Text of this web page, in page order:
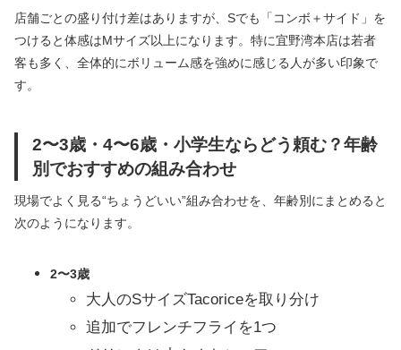
店舗ごとの盛り付け差はありますが、Sでも「コンボ＋サイド」を
つけると体感はMサイズ以上になります。特に宜野湾本店は若者
客も多く、全体的にボリューム感を強めに感じる人が多い印象で
す。
2〜3歳・4〜6歳・小学生ならどう頼む？年齢
別でおすすめの組み合わせ
現場でよく見る“ちょうどいい”組み合わせを、年齢別にまとめると
次のようになります。
2〜3歳
大人のSサイズTacoriceを取り分け
追加でフレンチフライを1つ